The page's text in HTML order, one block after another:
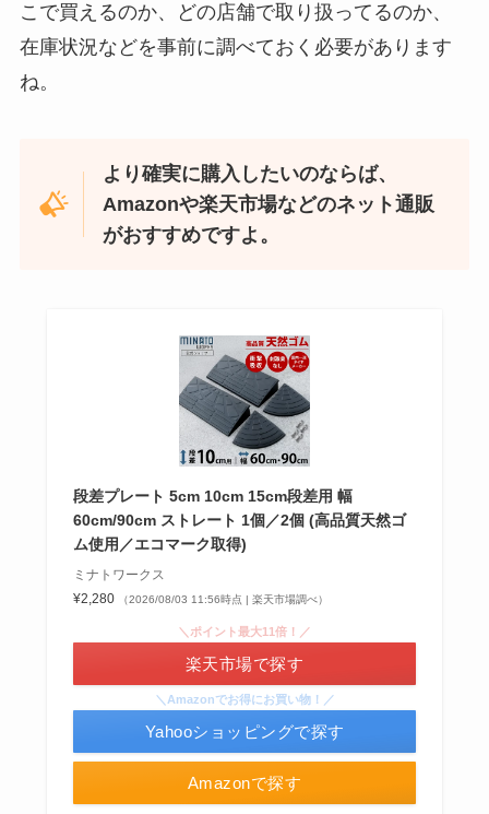
和紙はどこに売ってる？ダイソーやLoftで買える！
える！
あずきバーこしあんはどこで売ってる？コンビニ
こで買えるのか、どの店舗で取り扱ってるのか、
在庫状況などを事前に調べておく必要があります
ね。
より確実に購入したいのならば、
Amazonや楽天市場などのネット通販
がおすすめですよ。
段差プレート 5cm 10cm 15cm段差用 幅
60cm/90cm ストレート 1個／2個 (高品質天然ゴ
ム使用／エコマーク取得)
ミナトワークス
¥2,280
（2026/08/03 11:56時点 | 楽天市場調べ）
Amazonで探す
＼ポイント最大11倍！／
楽天市場で探す
＼Amazonでお得にお買い物！／
Yahooショッピングで探す